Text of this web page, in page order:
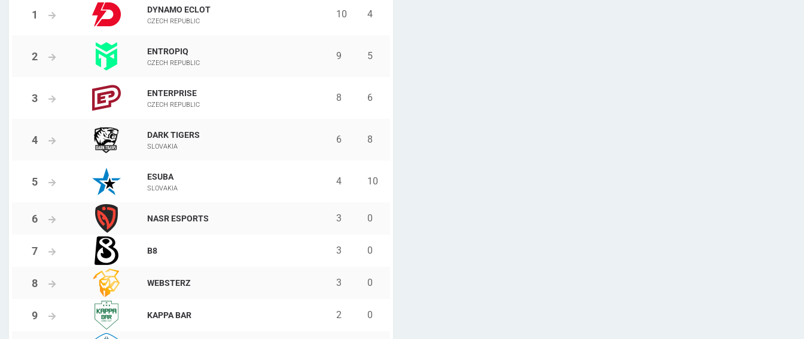
DYNAMO ECLOT
CZECH REPUBLIC
10 4
ENTROPIQ
CZECH REPUBLIC
9 5
ENTERPRISE
CZECH REPUBLIC
8 6
DARK TIGERS
SLOVAKIA
6 8
ESUBA
SLOVAKIA
4 10
NASR ESPORTS 3 0
B8 3 0
WEBSTERZ 3 0
KAPPA BAR 2 0